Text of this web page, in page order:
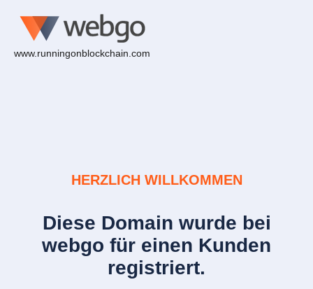
www.runningonblockchain.com
HERZLICH WILLKOMMEN
Diese Domain wurde bei
webgo für einen Kunden
registriert.